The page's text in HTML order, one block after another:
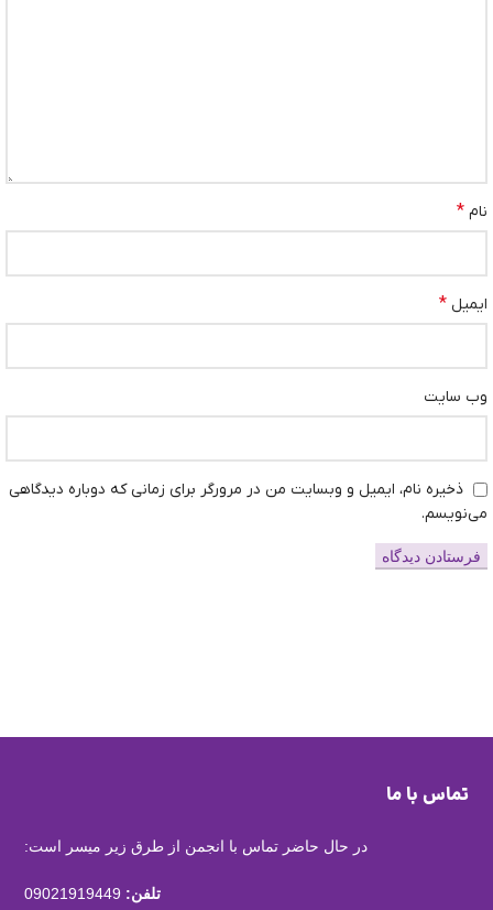
نام *
ایمیل *
وب‌ سایت
ذخیره نام، ایمیل و وبسایت من در مرورگر برای زمانی که دوباره دیدگاهی
می‌نویسم.
تماس با ما
در حال حاضر تماس با انجمن از طرق زیر میسر است:
تلفن: 09021919449